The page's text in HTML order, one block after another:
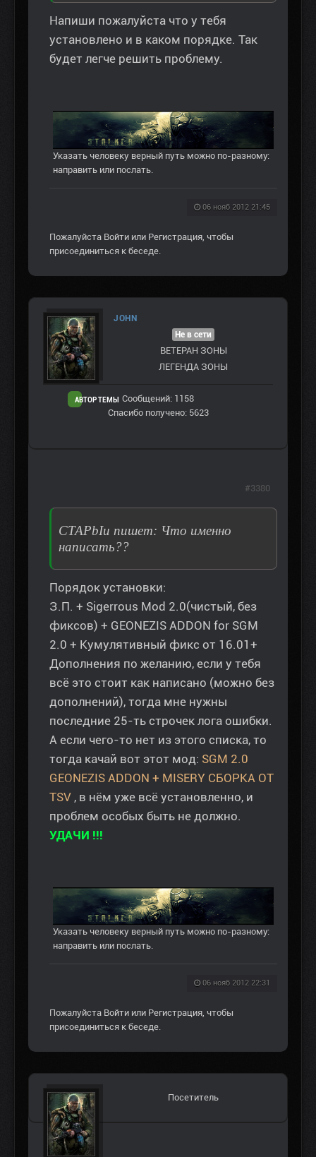
Напиши пожалуйста что у тебя
установлено и в каком порядке. Так
будет легче решить проблему.
Указать человеку верный путь можно по-разному:
направить или послать.
06 нояб 2012 21:45
Пожалуйста Войти или Регистрация , чтобы
присоединиться к беседе.
JOHN
АВТОР ТЕМЫ
Не в сети
ВЕТЕРАН ЗOНЫ
ЛЕГЕНДА ЗОНЫ
Сообщений: 1158
Спасибо получено: 5623
CTAPbIu пишет: Что именно
написать??
Порядок установки:
З.П. + Sigerrous Mod 2.0(чистый, без
фиксов) + GEONEZIS ADDON for SGM
2.0 + Кумулятивный фикс от 16.01+
Дополнения по желанию, если у тебя
всё это стоит как написано (можно без
дополнений), тогда мне нужны
последние 25-ть строчек лога ошибки.
А если чего-то нет из этого списка, то
тогда качай вот этот мод: SGM 2.0
GEONEZIS ADDON + MISERY СБОРКА ОТ
TSV , в нём уже всё установленно, и
проблем особых быть не должно.
УДАЧИ !!!
Указать человеку верный путь можно по-разному:
направить или послать.
06 нояб 2012 22:31
#3380
Пожалуйста Войти или Регистрация, чтобы
присоединиться к беседе.
Посетитель